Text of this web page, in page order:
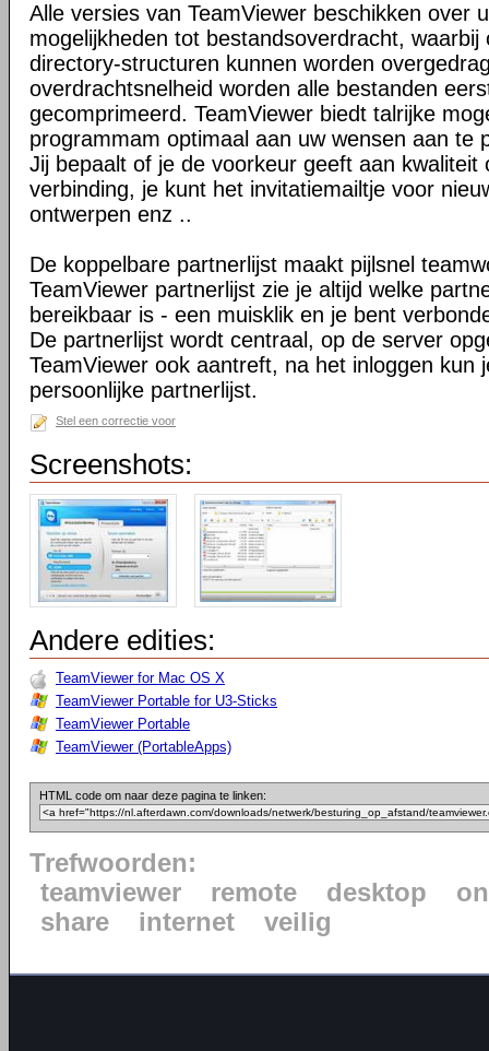
Alle versies van TeamViewer beschikken over
mogelijkheden tot bestandsoverdracht, waarbij
directory-structuren kunnen worden
overdrachtsnelheid worden alle bestanden
gecomprimeerd. TeamViewer biedt talrijke
programmam optimaal aan uw wensen aan te
Jij bepaalt of je de voorkeur geeft aan kwaliteit
verbinding, je kunt het invitatiemailtje voor
ontwerpen enz ..
De koppelbare partnerlijst maakt pijlsnel
TeamViewer partnerlijst zie je altijd welke
bereikbaar is - een muisklik en je bent
De partnerlijst wordt centraal, op de server
TeamViewer ook aantreft, na het inloggen kun
persoonlijke partnerlijst.
Stel een correctie voor
Screenshots:
Andere edities:
TeamViewer for Mac OS X
TeamViewer Portable for U3-Sticks
TeamViewer Portable
TeamViewer (PortableApps)
HTML code om naar deze pagina te linken:
Trefwoorden:
teamviewer
remote desktop
share
internet veilig